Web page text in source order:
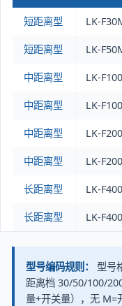
短距离型 LK-
短距离型 LK-
中距离型 LK-
中距离型 LK-
中距离型 LK-
中距离型 LK-
长距离型 LK-
长距离型 LK-
型号编码规则：
型号
距离档 30/50/100/
量+开关量），无 M=